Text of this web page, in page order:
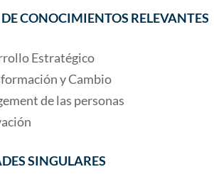
CONOCIMIENTOS RELEVANTES
Estratégico
y Cambio
de las personas
SINGULARES